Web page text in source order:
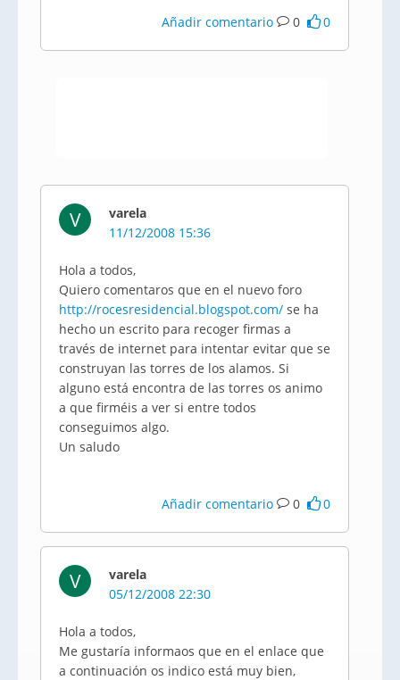
Añadir comentario 0 0
V
varela
11/12/2008 15:36
Hola a todos,
Quiero comentaros que en el nuevo foro
http://rocesresidencial.blogspot.com/ se ha
hecho un escrito para recoger firmas a
través de internet para intentar evitar que se
construyan las torres de los alamos. Si
alguno está encontra de las torres os animo
a que firméis a ver si entre todos
conseguimos algo.
Un saludo
Añadir comentario 0 0
V
varela
05/12/2008 22:30
Hola a todos,
Me gustaría informaos que en el enlace que
a continuación os indico está muy bien,